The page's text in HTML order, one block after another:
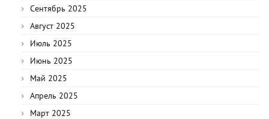
Сентябрь 2025
Август 2025
Июль 2025
Июнь 2025
Май 2025
Апрель 2025
Март 2025